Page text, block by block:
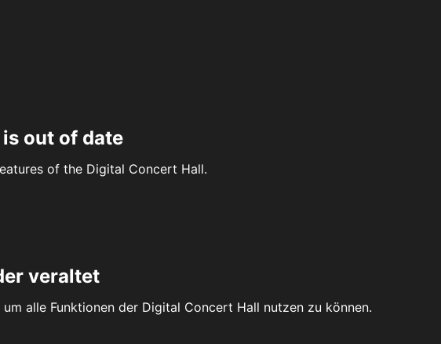
out of date
of the Digital Concert Hall.
veraltet
alle Funktionen der Digital Concert Hall nutzen zu können.